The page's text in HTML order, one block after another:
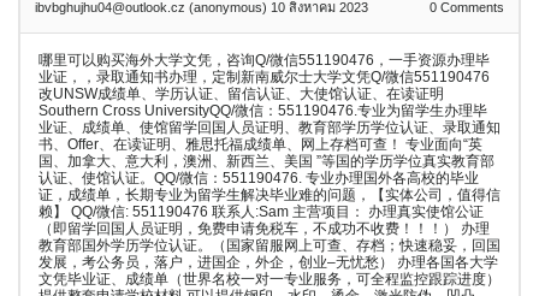
ibvbghujhu04@outlook.cz (anonymous) 10 สิงหาคม 2023 0 Comments
哪里可以购买海外大学文凭，咨询Q/微信551190476，一手资源办理毕
业证，，录取通知书办理，定制新南威尔士大学文凭Q/微信551190476
改UNSW成绩单、学历认证、留信认证、大使馆认证、在读证明
Southern Cross UniversityQQ/微信：551190476.专业为留学生办理毕
业证、成绩单、使馆留学回国人员证明、教育部学历学位认证、录取通知
书、Offer、在读证明、雅思托福成绩单、网上存档可查！ 专业面向“英
国、加拿大、意大利，澳洲、新西兰、美国 ”等国的学历学位真实教育部
认证、使馆认证。QQ/微信：551190476. 专业办理国外各高校的毕业
证，成绩单，长期专业为留学生解决毕业难的问题，【实体公司，值得信
赖】 QQ/微信: 551190476 联系人:Sam 主营项目： 办理真实使馆公证
（即留学回国人员证明，免费申请免税车，不成功不收费！！！） 办理
教育部国外学历学位认证。（国家留服网上可查、存档；快速稳妥，回国
发展，考公务员，落户，进国企，外企，创业–无忧愁） 办理各国各大学
文凭毕业证、成绩单（世界名校一对一专业服务，可全程监控跟踪进度）